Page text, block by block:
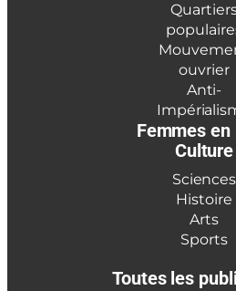
ouvrier
Anti-
Femmes
Culture
Sciences
Histoire
Arts
Sports
Toutes les